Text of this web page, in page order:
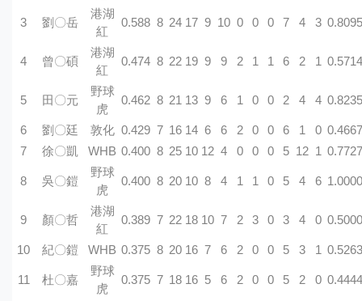
3 劉〇岳
港湖
紅
0.588 8 24 17 9 10 0 0 0 7 4 3 0.8095
4 曾〇碩
港湖
紅
0.474 8 22 19 9 9 2 1 1 6 2 1 0.5714
5 田〇元
野球
虎
0.462 8 21 13 9 6 1 0 0 2 4 4 0.8235
6 劉〇廷 敦化 0.429 7 16 14 6 6 2 0 0 6 1 0 0.4667
7
徐〇凱 WHB 0.400 8 25 10 12 4 0 0 0 5 12 1 0.7727
8 吳〇鎧
野球
虎
0.400 8 20 10 8 4 1 1 0 5 4 6 1.0000
9 顏〇哲
港湖
紅
0.389 7 22 18 10 7 2 3 0 3 4 0 0.5000
10 紀〇鎧 WHB 0.375 8 20 16 7 6 2 0 0 5 3 1 0.5263
11 杜〇嘉
野球
虎
0.375 7 18 16 5 6 2 0 0 5 2 0 0.4444